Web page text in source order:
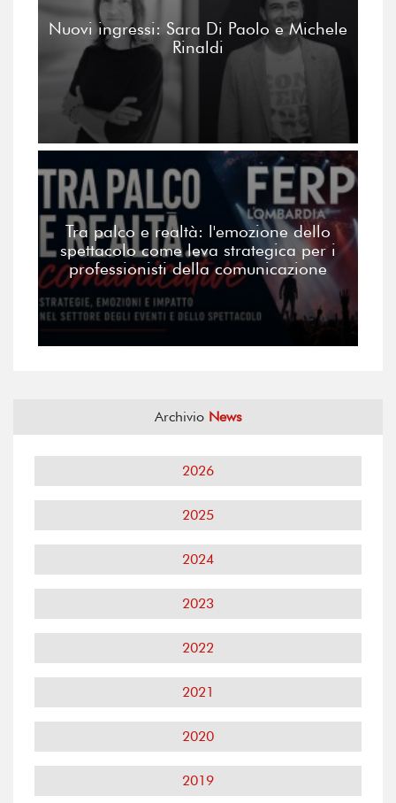
Nuovi ingressi: Sara Di Paolo e Michele
Rinaldi
Tra palco e realtà: l'emozione dello
spettacolo come leva strategica per i
professionisti della comunicazione
Archivio News
2026
2025
2024
2023
2022
2021
2020
2019